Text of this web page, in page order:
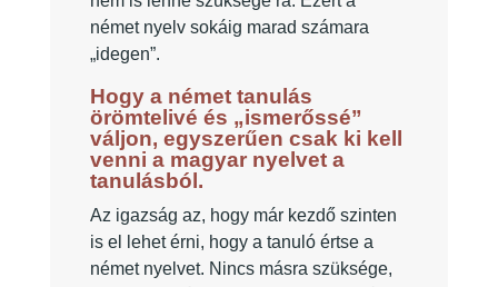
német nyelv sokáig marad számara
„idegen”.
Hogy a német tanulás
örömtelivé és „ismerőssé”
váljon, egyszerűen csak ki kell
venni a magyar nyelvet a
tanulásból.
Az igazság az, hogy már kezdő szinten
is el lehet érni, hogy a tanuló értse a
német nyelvet. Nincs másra szüksége,